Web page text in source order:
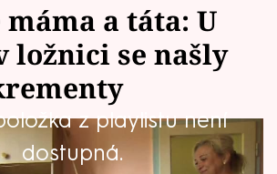
máma a táta: U
ložnici se našly
z playlistu není
dostupná.
ostatní ženy uklízejí. Podívejte